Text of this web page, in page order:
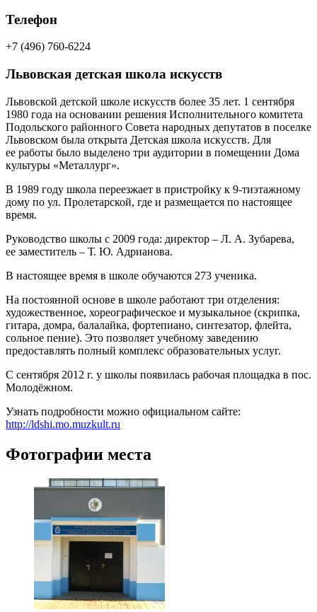
Телефон
+7 (496) 760-6224
Львовская детская школа искусств
Львовской детской школе искусств более 35 лет. 1 сентября
1980 года на основании решения Исполнительного комитета
Подольского районного Совета народных депутатов в поселке
Львовском была открыта Детская школа искусств. Для
ее работы было выделено три аудитории в помещении Дома
культуры «Металлург».
В 1989 году школа переезжает в пристройку к 9-тиэтажному
дому по ул. Пролетарской, где и размещается по настоящее
время.
Руководство школы с 2009 года: директор – Л. А. Зубарева,
ее заместитель – Т. Ю. Адрианова.
В настоящее время в школе обучаются 273 ученика.
На постоянной основе в школе работают три отделения:
художественное, хореографическое и музыкальное (скрипка,
гитара, домра, балалайка, фортепиано, синтезатор, флейта,
сольное пение). Это позволяет учебному заведению
предоставлять полный комплекс образовательных услуг.
С сентября 2012 г. у школы появилась рабочая площадка в пос.
Молодёжном.
Узнать подробности можно официальном сайте:
http://ldshi.mo.muzkult.ru
Фотографии места